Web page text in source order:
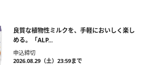
良質な植物性ミルクを、手軽においしく楽し
める。「ALP...
申込締切
2026.08.29（土）23:59まで